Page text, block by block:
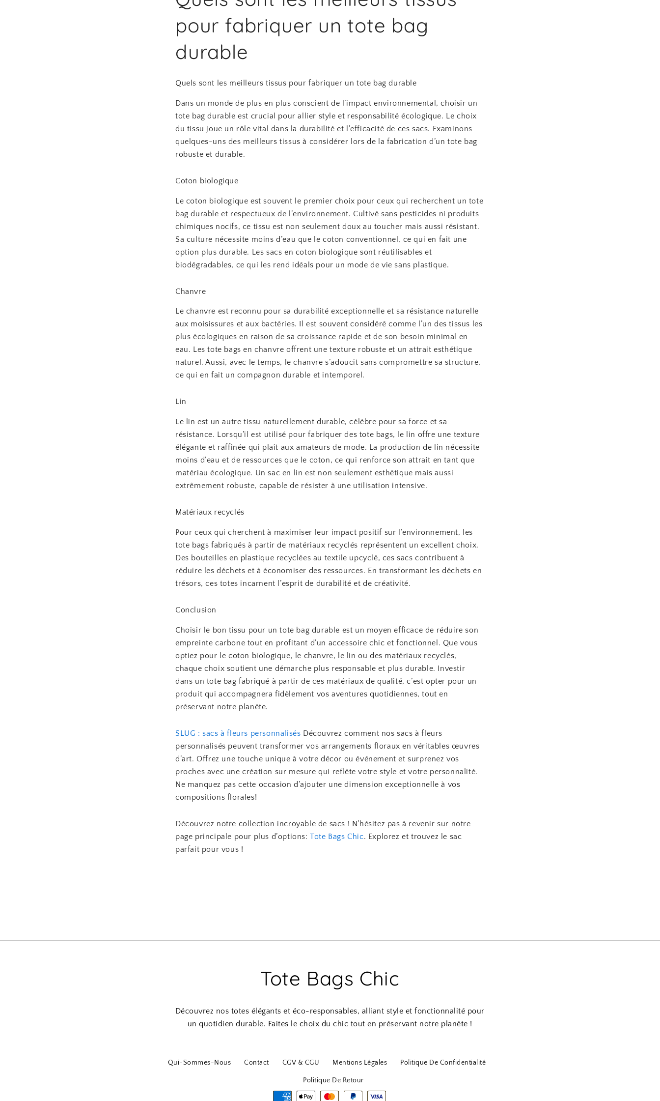
pour fabriquer un tote bag
durable
Quels sont les meilleurs tissus pour fabriquer un tote bag durable
Dans un monde de plus en plus conscient de l’impact environnemental, choisir un
tote bag durable est crucial pour allier style et responsabilité écologique. Le choix
du tissu joue un rôle vital dans la durabilité et l’efficacité de ces sacs. Examinons
quelques-uns des meilleurs tissus à considérer lors de la fabrication d’un tote bag
robuste et durable.
Coton biologique
Le coton biologique est souvent le premier choix pour ceux qui recherchent un tote
bag durable et respectueux de l’environnement. Cultivé sans pesticides ni produits
chimiques nocifs, ce tissu est non seulement doux au toucher mais aussi résistant.
Sa culture nécessite moins d’eau que le coton conventionnel, ce qui en fait une
option plus durable. Les sacs en coton biologique sont réutilisables et
biodégradables, ce qui les rend idéals pour un mode de vie sans plastique.
Chanvre
Le chanvre est reconnu pour sa durabilité exceptionnelle et sa résistance naturelle
aux moisissures et aux bactéries. Il est souvent considéré comme l’un des tissus les
plus écologiques en raison de sa croissance rapide et de son besoin minimal en
eau. Les tote bags en chanvre offrent une texture robuste et un attrait esthétique
naturel. Aussi, avec le temps, le chanvre s’adoucit sans compromettre sa structure,
ce qui en fait un compagnon durable et intemporel.
Lin
Le lin est un autre tissu naturellement durable, célèbre pour sa force et sa
résistance. Lorsqu’il est utilisé pour fabriquer des tote bags, le lin offre une texture
élégante et raffinée qui plaît aux amateurs de mode. La production de lin nécessite
moins d’eau et de ressources que le coton, ce qui renforce son attrait en tant que
matériau écologique. Un sac en lin est non seulement esthétique mais aussi
extrêmement robuste, capable de résister à une utilisation intensive.
Matériaux recyclés
Pour ceux qui cherchent à maximiser leur impact positif sur l’environnement, les
tote bags fabriqués à partir de matériaux recyclés représentent un excellent choix.
Des bouteilles en plastique recyclées au textile upcyclé, ces sacs contribuent à
réduire les déchets et à économiser des ressources. En transformant les déchets en
trésors, ces totes incarnent l’esprit de durabilité et de créativité.
Conclusion
Choisir le bon tissu pour un tote bag durable est un moyen efficace de réduire son
empreinte carbone tout en profitant d’un accessoire chic et fonctionnel. Que vous
optiez pour le coton biologique, le chanvre, le lin ou des matériaux recyclés,
chaque choix soutient une démarche plus responsable et plus durable. Investir
dans un tote bag fabriqué à partir de ces matériaux de qualité, c’est opter pour un
produit qui accompagnera fidèlement vos aventures quotidiennes, tout en
préservant notre planète.
SLUG : sacs à fleurs personnalisés Découvrez comment nos sacs à fleurs
personnalisés peuvent transformer vos arrangements floraux en véritables œuvres
d’art. Offrez une touche unique à votre décor ou événement et surprenez vos
proches avec une création sur mesure qui reflète votre style et votre personnalité.
Ne manquez pas cette occasion d’ajouter une dimension exceptionnelle à vos
compositions florales!
Découvrez notre collection incroyable de sacs ! N’hésitez pas à revenir sur notre
page principale pour plus d’options:Tote Bags Chic. Explorez et trouvez le sac
parfait pour vous !
Tote Bags Chic
Découvrez nos totes élégants et éco-responsables, alliant style et fonctionnalité pour
un quotidien durable. Faites le choix du chic tout en préservant notre planète !
Qui-Sommes-Nous Contact CGV & CGU Mentions Légales Politique De Confidentialité
Politique De Retour